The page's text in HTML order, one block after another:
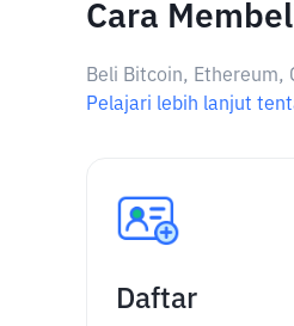
Cara
Beli Bitcoin, Ethereum,
Pelajari lebih lanjut
Daftar